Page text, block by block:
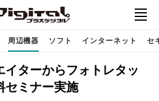
周辺機器 ソフト インターネット セ
イターからフォトレタッ
セミナー実施